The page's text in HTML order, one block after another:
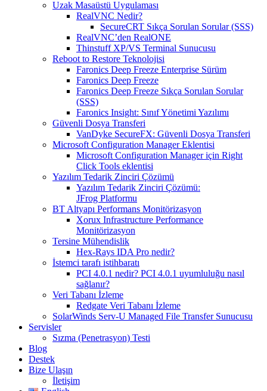
Uzak Masaüstü Uygulaması
RealVNC Nedir?
SecureCRT Sıkça Sorulan Sorular (SSS)
RealVNC’den RealONE
Thinstuff XP/VS Terminal Sunucusu
Reboot to Restore Teknolojisi
Faronics Deep Freeze Enterprise Sürüm
Faronics Deep Freeze
Faronics Deep Freeze Sıkça Sorulan Sorular
(SSS)
Faronics Insight: Sınıf Yönetimi Yazılımı
Güvenli Dosya Transferi
VanDyke SecureFX: Güvenli Dosya Transferi
Microsoft Configuration Manager Eklentisi
Microsoft Configuration Manager için Right
Click Tools eklentisi
Yazılım Tedarik Zinciri Çözümü
Yazılım Tedarik Zinciri Çözümü:
JFrog Platformu
BT Altyapı Performans Monitörizasyon
Xorux Infrastructure Performance
Monitörizasyon
Tersine Mühendislik
Hex-Rays IDA Pro nedir?
İstemci tarafı istihbaratı
PCI 4.0.1 nedir? PCI 4.0.1 uyumluluğu nasıl
sağlanır?
Veri Tabanı İzleme
Redgate Veri Tabanı İzleme
SolarWinds Serv-U Managed File Transfer Sunucusu
Servisler
Sızma (Penetrasyon) Testi
Blog
Destek
Bize Ulaşın
İletişim